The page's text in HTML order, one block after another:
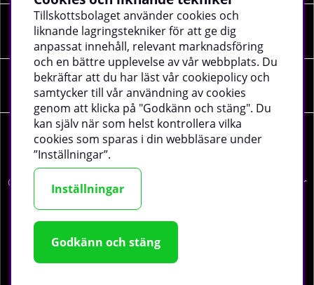
SOCIALA MEDIER
FÖRETAGSUPPGIFTER
© 2026 tillskottsbolaget.se. Vi använder cookies -
läs mer
Tillskottsbolaget använder cookies och
liknande lagringstekniker för att ge dig
anpassat innehåll, relevant marknadsföring
och en bättre upplevelse av vår webbplats. Du
bekräftar att du har läst vår cookiepolicy och
samtycker till vår användning av cookies
genom att klicka på "Godkänn och stäng". Du
kan själv när som helst kontrollera vilka
cookies som sparas i din webbläsare under
”Inställningar”.
Inställningar
Godkänn och stäng